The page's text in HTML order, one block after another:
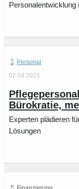
Personal
02.04.2025
Bürokratie,
Experten plädieren
Lösungen